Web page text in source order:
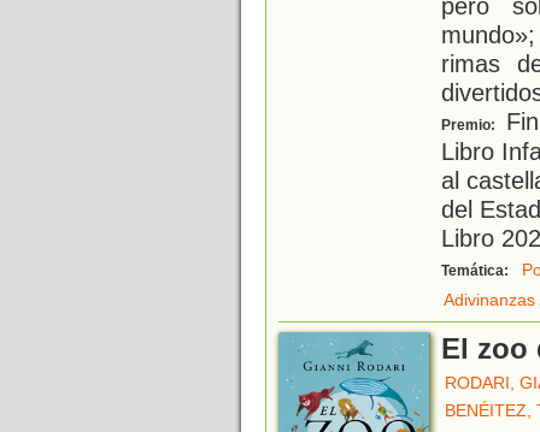
pero
rimas
Premio:
Libro
al
del
Libro
Temática:
Adivinanzas
El
RODARI,
BENÉITEZ,